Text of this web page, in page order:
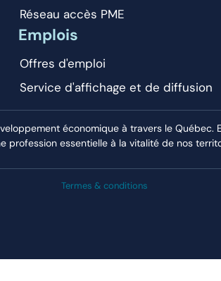
Réseau accès PME
Emplois
Offres d'emploi
Service d'affichage et de diffusion
économique à travers le
profession essentielle à la vitalité de nos
Termes & conditions